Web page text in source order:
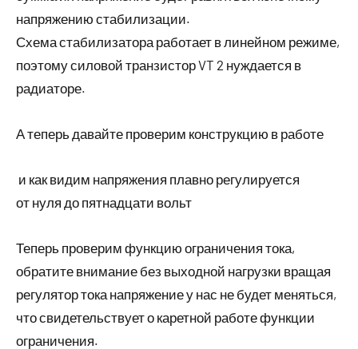
напряжению стабилизации.
Схема стабилизатора работает в линейном режиме,
поэтому силовой транзистор VT 2 нуждается в
радиаторе.
А теперь давайте проверим конструкцию в работе
и как видим напряжения плавно регулируется
от нуля до пятнадцати вольт
Теперь проверим функцию ограничения тока,
обратите внимание без выходной нагрузки вращая
регулятор тока напряжение у нас не будет меняться,
что свидетельствует о каретной работе функции
ограничения.